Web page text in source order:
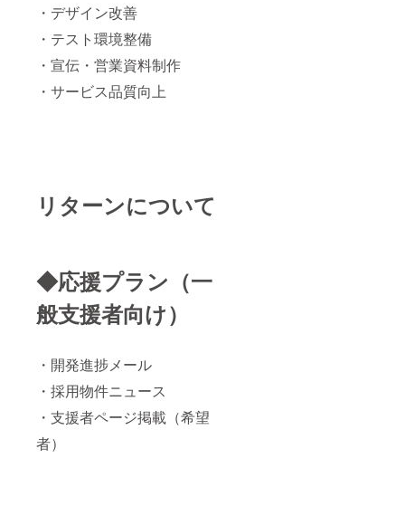
・デザイン改善
・テスト環境整備
・宣伝・営業資料制作
・サービス品質向上
リターンについて
◆応援プラン（一
般支援者向け）
・開発進捗メール
・採用物件ニュース
・支援者ページ掲載（希望
者）